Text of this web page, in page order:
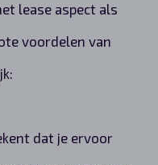
lease aspect als
voordelen van
dat je ervoor